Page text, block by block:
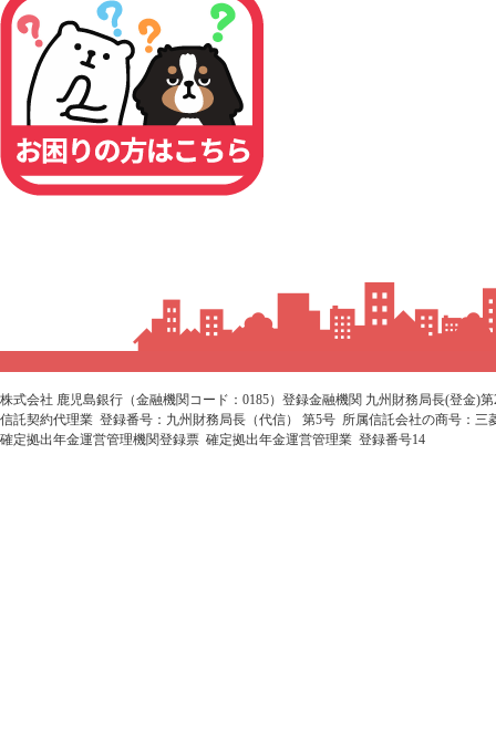
株式会社 鹿児島銀行（金融機関コード：0185）登録金融機関 九州財務局長(登金)
信託契約代理業 登録番号：九州財務局長（代信） 第5号 所属信託会社の商号：三
確定拠出年金運営管理機関登録票 確定拠出年金運営管理業 登録番号14